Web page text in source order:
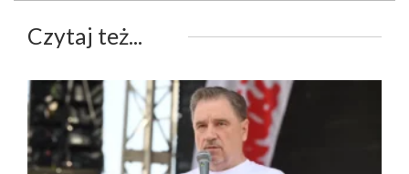
Czytaj też...